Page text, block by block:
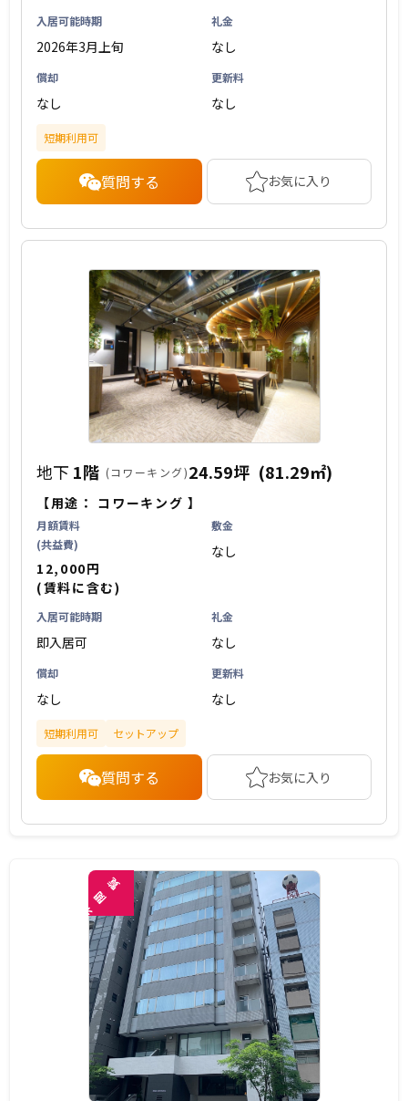
入居可能時期
2026年3月上旬
礼金
なし
償却
なし
更新料
なし
短期利用可
質問する お気に入り
地下 1階 (コワーキング)24.59坪 (81.29㎡)
【用途： コワーキング 】
月額賃料
(共益費)
12,000円
(賃料に含む)
敷金
なし
入居可能時期
即入居可
礼金
なし
償却
なし
更新料
なし
短期利用可 セットアップ
質問する お気に入り
未
閲
覧